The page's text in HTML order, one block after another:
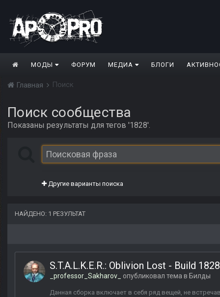
МОДЫ ФОРУМ МЕДИА БЛОГИ
Главная Поиск
Поиск сообщества
Показаны результаты для тегов '1828'.
Другие варианты поиска
НАЙДЕНО: 1 РЕЗУЛЬТАТ
S.T.A.L.K.E.R.: Oblivion Lost - Build
_professor_Sakharov_ опубликовал тема в Билды
Данная сборка включает в себя ряд вещей, не